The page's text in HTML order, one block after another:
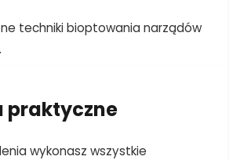
techniki bioptowania narządów
praktyczne
wykonasz wszystkie